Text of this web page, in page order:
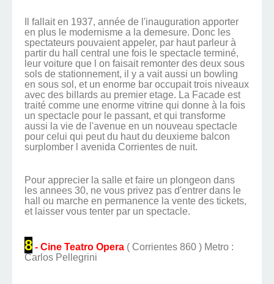
Il fallait en 1937, année de l'inauguration apporter
en plus le modernisme a la demesure. Donc les
spectateurs pouvaient appeler, par haut parleur à
partir du hall central une fois le spectacle terminé,
leur voiture que l on faisait remonter des deux sous
sols de stationnement, il y a vait aussi un bowling
en sous sol, et un enorme bar occupait trois niveaux
avec des billards au premier etage. La Facade est
traité comme une enorme vitrine qui donne à la fois
un spectacle pour le passant, et qui transforme
aussi la vie de l'avenue en un nouveau spectacle
pour celui qui peut du haut du deuxieme balcon
surplomber l avenida Corrientes de nuit.
Pour apprecier la salle et faire un plongeon dans
les annees 30, ne vous privez pas d'entrer dans le
hall ou marche en permanence la vente des tickets,
et laisser vous tenter par un spectacle.
8 - Cine Teatro Opera ( Corrientes 860 ) Metro :
Carlos Pellegrini